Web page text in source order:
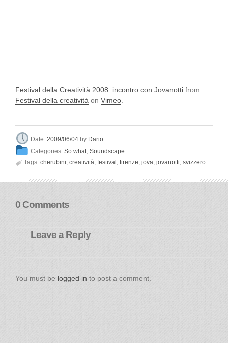
Festival della Creatività 2008: incontro con Jovanotti from
Festival della creatività on Vimeo
Date:2009/06/04 by Dario
Categories:So what,Soundscape
 Tags: cherubini creatività festival firenze jova jovanotti svizzero
0 Comments
Leave a Reply
You must be logged in to post a comment.